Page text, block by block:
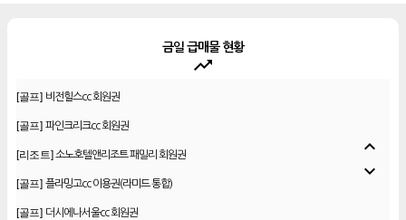
금일 급매물 현황
trending_up
[골프] 비전힐스cc 회원권
[골프] 파인크리크cc 회원권
[리조트]소노호텔앤리조트 패밀리 회원권
[골프] 플라밍고cc 이용권(라미드 통합)
[골프] 더시에나서울cc 회원권
expand_less
expand_more